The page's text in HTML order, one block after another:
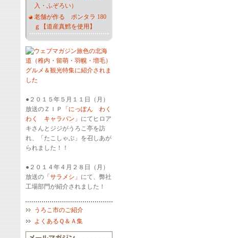
入・ふぞろい）
老舗が作る ポンタラ 180
ｇ【道産真鱈を使用】
●２０１５年５月１１日（月）
放送のＺＩＰ
「にっぽん わく
わく キャラバン」 にてヒロア
キさんとジジがうろこ亭を訪
れ、「たこしゃぶ」を召しあが
られました！！
●２０１４年４月２８日（月）
放送の 「サラメシ」 にて、弊社
工場部門が紹介されました！
うろこ市のご紹介
よくあるＱ＆Ａ集